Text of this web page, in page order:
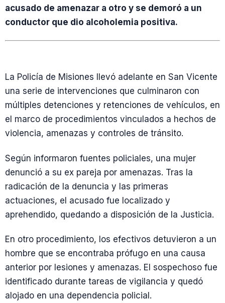
acusado de amenazar a otro y se demoró a un
conductor que dio alcoholemia positiva.
La Policía de Misiones llevó adelante en San Vicente
una serie de intervenciones que culminaron con
múltiples detenciones y retenciones de vehículos, en
el marco de procedimientos vinculados a hechos de
violencia, amenazas y controles de tránsito.
Según informaron fuentes policiales, una mujer
denunció a su ex pareja por amenazas. Tras la
radicación de la denuncia y las primeras
actuaciones, el acusado fue localizado y
aprehendido, quedando a disposición de la Justicia.
En otro procedimiento, los efectivos detuvieron a un
hombre que se encontraba prófugo en una causa
anterior por lesiones y amenazas. El sospechoso fue
identificado durante tareas de vigilancia y quedó
alojado en una dependencia policial.